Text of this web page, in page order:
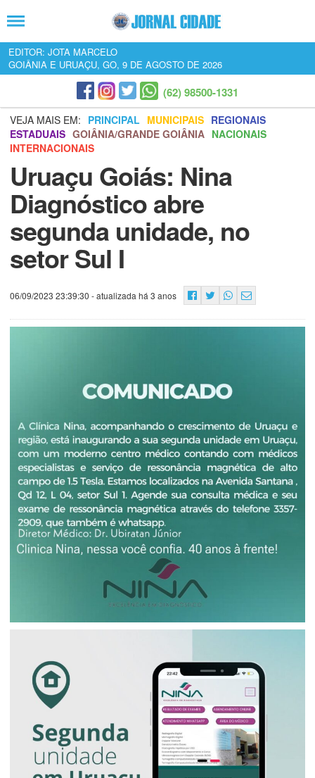
EDITOR: JOTA MARCELO
GOIÂNIA E URUAÇU, GO, 9 DE AGOSTO DE 2026
(62) 98500-1331
VEJA MAIS EM: PRINCIPAL MUNICIPAIS REGIONAIS
ESTADUAIS GOIÂNIA/GRANDE GOIÂNIA NACIONAIS
INTERNACIONAIS
Uruaçu Goiás: Nina
Diagnóstico abre
segunda unidade, no
setor Sul I
06/09/2023 23:39:30 - atualizada há 3 anos